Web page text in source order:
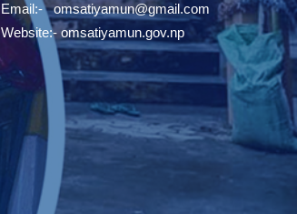
Email:-omsatiyamun@gmail.com
Website:- omsatiyamun.gov.np